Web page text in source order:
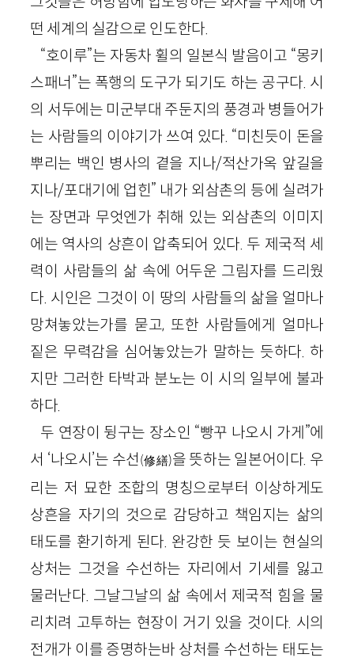
떤 세계의 실감으로 인도한다.
“호이루”는 자동차 휠의 일본식 발음이고 “몽키
스패너”는 폭행의 도구가 되기도 하는 공구다. 시
의 서두에는 미군부대 주둔지의 풍경과 병들어가
는 사람들의 이야기가 쓰여 있다. “미친듯이 돈을
뿌리는 백인 병사의 곁을 지나/적산가옥 앞길을
지나/포대기에 업힌” 내가 외삼촌의 등에 실려가
는 장면과 무엇엔가 취해 있는 외삼촌의 이미지
에는 역사의 상흔이 압축되어 있다. 두 제국적 세
력이 사람들의 삶 속에 어두운 그림자를 드리웠
다. 시인은 그것이 이 땅의 사람들의 삶을 얼마나
망쳐놓았는가를 묻고, 또한 사람들에게 얼마나
짙은 무력감을 심어놓았는가 말하는 듯하다. 하
지만 그러한 타박과 분노는 이 시의 일부에 불과
하다.
두 연장이 뒹구는 장소인 “빵꾸 나오시 가게”에
서 ‘나오시’는 수선 (修繕)을 뜻하는 일본어이다. 우
리는 저 묘한 조합의 명칭으로부터 이상하게도
상흔을 자기의 것으로 감당하고 책임지는 삶의
태도를 환기하게 된다. 완강한 듯 보이는 현실의
상처는 그것을 수선하는 자리에서 기세를 잃고
물러난다. 그날그날의 삶 속에서 제국적 힘을 물
리치려 고투하는 현장이 거기 있을 것이다. 시의
전개가 이를 증명하는바 상처를 수선하는 태도는